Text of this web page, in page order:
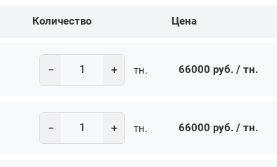
Количество Цена
− + тн. 66000 руб. / тн.
− + тн. 66000 руб. / тн.